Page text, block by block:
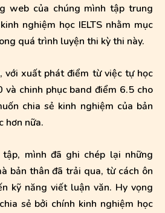
web của chúng mình tập trung
nghiệm học IELTS nhằm mục
quá trình luyện thi kỳ thi này.
với xuất phát điểm từ việc tự học
chinh phục band điểm 6.5 cho
chia sẻ kinh nghiệm của bản
hơn nữa.
mình đã ghi chép lại những
bản thân đã trải qua, từ cách ôn
kỹ năng viết luận văn. Hy vọng
sẻ bởi chính kinh nghiệm học